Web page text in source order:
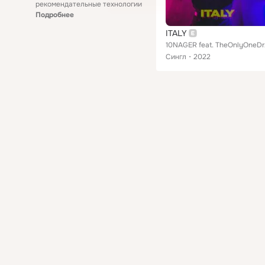
рекомендательные технологии
Подробнее
ITALY
Сингл
2022